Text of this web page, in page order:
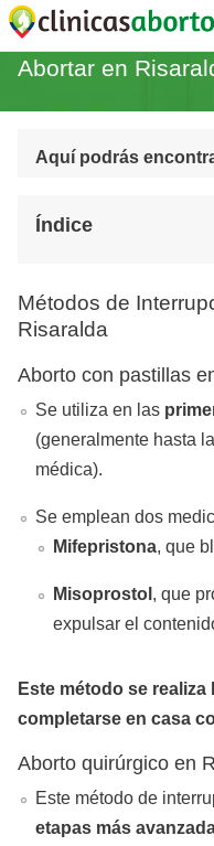
Abortar en
Aquí podrás
Índice
Métodos de
Risaralda
Aborto con pastillas
Se utiliza en las
(generalmente hasta
médica).
Se emplean dos
Mifepristona, que
Misoprostol , que
expulsar el
Este método se
completarse en casa
Aborto quirúrgico en
Este método de
etapas más